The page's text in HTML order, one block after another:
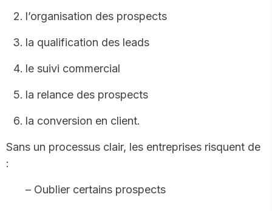
l’organisation des prospects
la qualification des leads
le suivi commercial
la relance des prospects
la conversion en client.
Sans un processus clair, les entreprises risquent de
:
– Oublier certains prospects